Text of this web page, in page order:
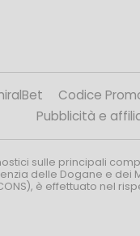
Codice
Pubblicità e
sulle principali
delle Dogane e dei
è effettuato nel